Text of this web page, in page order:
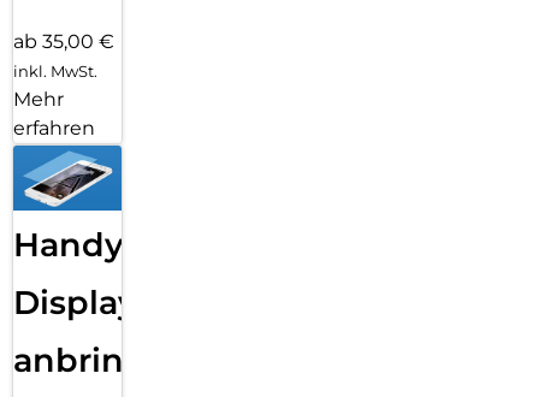
ab 35,00 €
inkl. MwSt.
Mehr
erfahren
Handy
Displayfolie
anbringen